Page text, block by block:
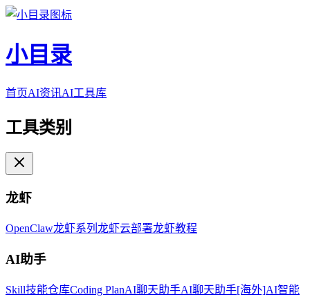
小目录
首页AI资讯AI工具库
工具类别
龙虾
OpenClaw龙虾系列 龙虾云部署龙虾教程
AI助手
Skill技能仓库Coding PlanAI聊天助手AI聊天助手[海外]AI智能